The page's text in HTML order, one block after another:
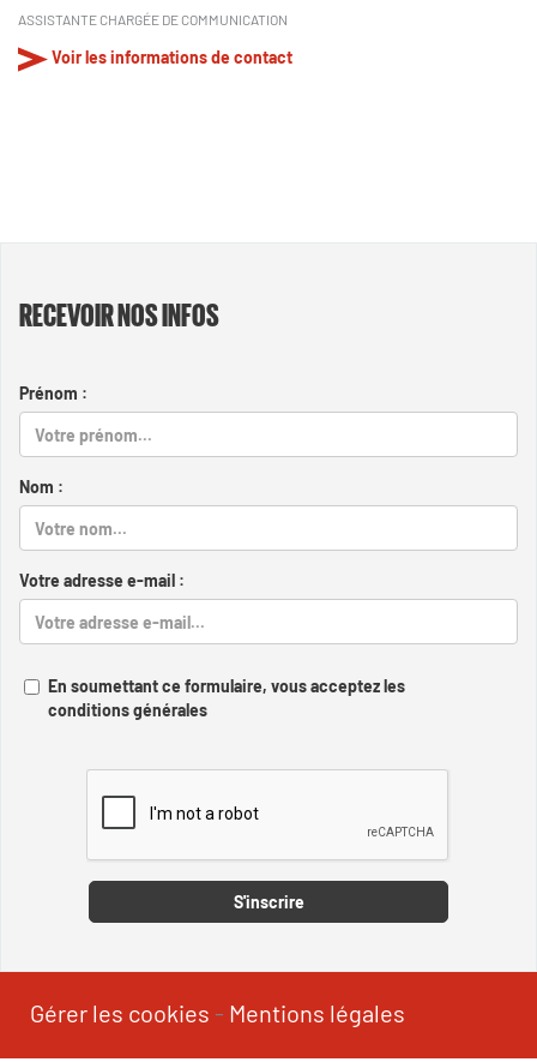
ASSISTANTE CHARGÉE DE COMMUNICATION
Voir les informations de contact
RECEVOIR NOS INFOS
Prénom :
Nom :
Votre adresse e-mail :
En soumettant ce formulaire, vous acceptez les
conditions générales
S'inscrire
Gérer les cookies - Mentions légales